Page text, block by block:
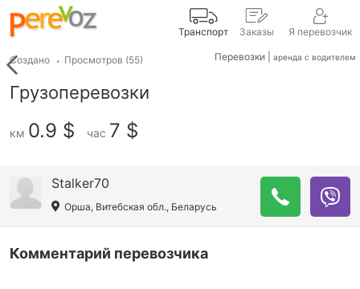
Транспорт Заказы Я перевозчик
Перевозки | аренда с водителем
Создано Просмотров (55)
Грузоперевозки
км 0.9 $ час 7 $
Stalker70
Орша, Витебская обл., Беларусь
Комментарий перевозчика